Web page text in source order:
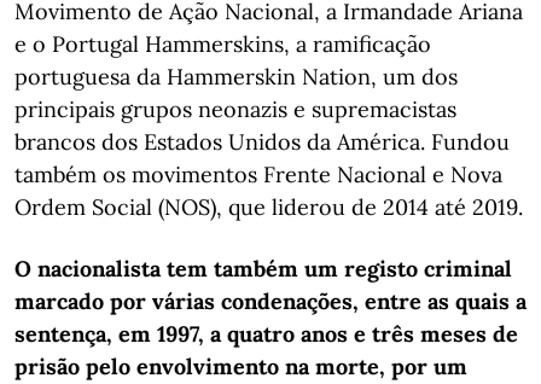
Movimento de Ação Nacional, a Irmandade Ariana
e o Portugal Hammerskins, a ramificação
portuguesa da Hammerskin Nation, um dos
principais grupos neonazis e supremacistas
brancos dos Estados Unidos da América. Fundou
também os movimentos Frente Nacional e Nova
Ordem Social (NOS), que liderou de 2014 até 2019.
O nacionalista tem também um registo criminal
marcado por várias condenações, entre as quais a
sentença, em 1997, a quatro anos e três meses de
prisão pelo envolvimento na morte, por um